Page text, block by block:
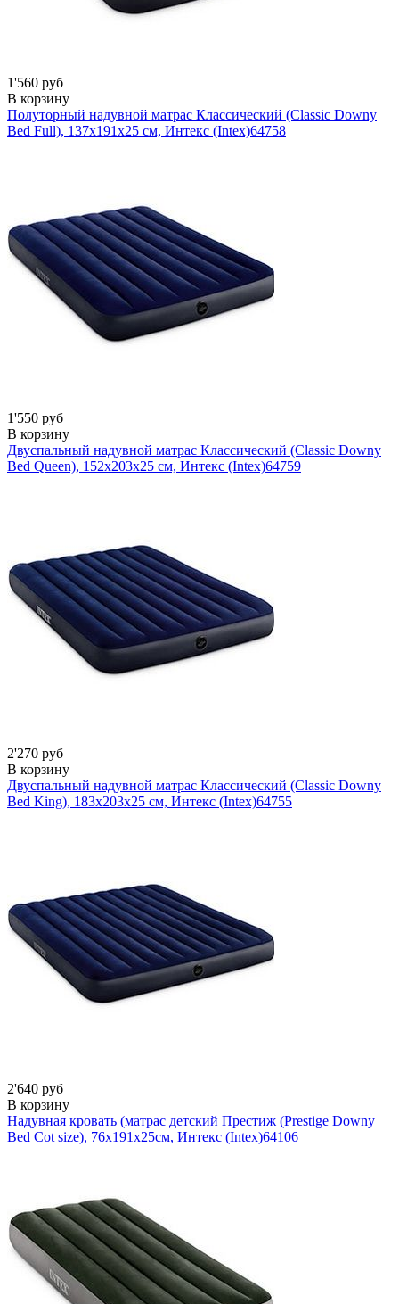
1'560 руб
В корзину
Полуторный надувной матрас Классический (Classic Downy
Bed Full), 137х191х25 см, Интекс (Intex)64758
1'550 руб
В корзину
Двуспальный надувной матрас Классический (Classic Downy
Bed Queen), 152х203х25 см, Интекс (Intex)64759
2'270 руб
В корзину
Двуспальный надувной матрас Классический (Classic Downy
Bed King), 183х203х25 см, Интекс (Intex)64755
2'640 руб
В корзину
Надувная кровать (матрас детский Престиж (Prestige Downy
Bed Cot size), 76х191х25см, Интекс (Intex)64106